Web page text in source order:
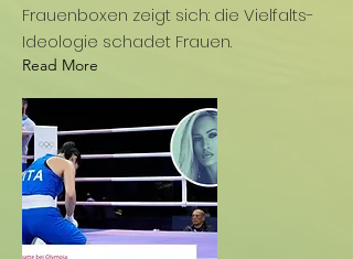
Frauenboxen zeigt sich: die Vielfalts-
Ideologie schadet Frauen.
Read More